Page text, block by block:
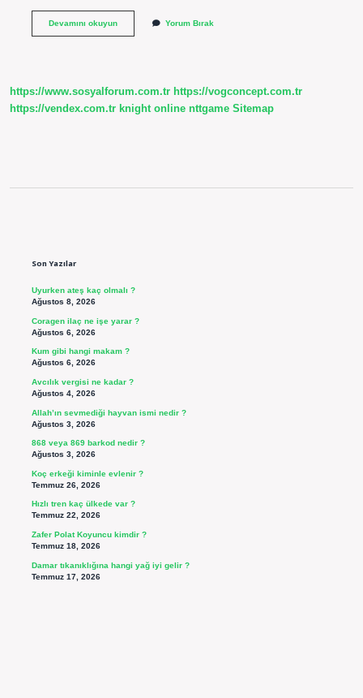
Devamını okuyunTr
Yorum Bırak
https://www.sosyalforum.com.tr https://vogconcept.com.tr
https://vendex.com.tr knight online nttgame Sitemap
Son Yazılar
Uyurken ateş kaç olmalı ?
Ağustos 8, 2026
Coragen ilaç ne işe yarar ?
Ağustos 6, 2026
Kum gibi hangi makam ?
Ağustos 6, 2026
Avcılık vergisi ne kadar ?
Ağustos 4, 2026
Allah’ın sevmediği hayvan ismi nedir ?
Ağustos 3, 2026
868 veya 869 barkod nedir ?
Ağustos 3, 2026
Koç erkeği kiminle evlenir ?
Temmuz 26, 2026
Hızlı tren kaç ülkede var ?
Temmuz 22, 2026
Zafer Polat Koyuncu kimdir ?
Temmuz 18, 2026
Damar tıkanıklığına hangi yağ iyi gelir ?
Temmuz 17, 2026